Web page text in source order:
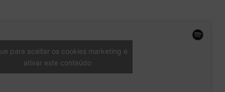
para aceitar os cookies marketing e
ativar este conteúdo